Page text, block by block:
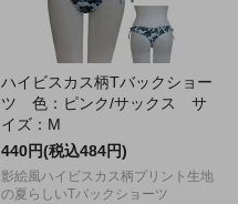
ハイビスカス柄Tバックショー
ツ 色：ピンク/サックス サ
イズ：M
440円(税込484円)
影絵風ハイビスカス柄プリント生地
の夏らしいTバックショーツ